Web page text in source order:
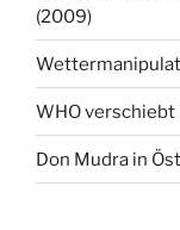
(2009)
WHO
Don Mudra in